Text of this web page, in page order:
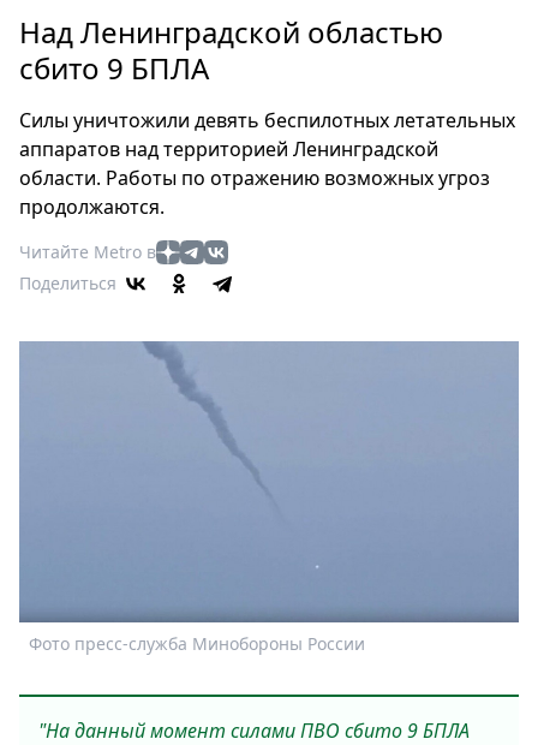
Россия
Мир
Еда
Туризм
Мода
Театр
Кино
Афиша
Книги
Выставки
Пресс-
Выборы
2026
Над Ленинградской областью
сбито 9 БПЛА
Силы уничтожили девять беспилотных летательных
аппаратов над территорией Ленинградской
области. Работы по отражению возможных угроз
продолжаются.
Читайте Metro в
Поделиться
Фото пресс-служба Минобороны России
"На данный момент силами ПВО сбито 9 БПЛА